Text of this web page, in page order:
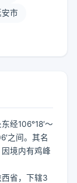
安市
经106°18′～
之间。其名
境内有鸡峰
省，下辖3